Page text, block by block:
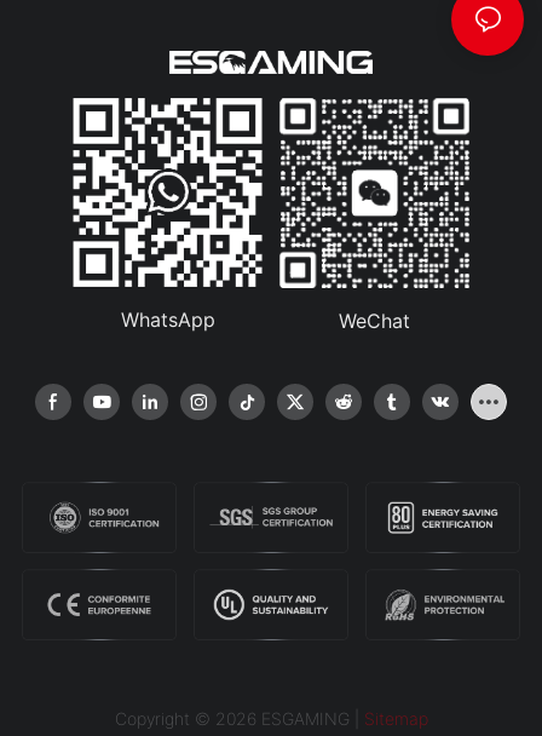
WhatsApp WeChat
Copyright © 2026 ESGAMING | Sitemap